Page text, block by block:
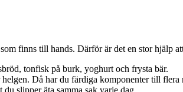
finns till hands. Därför är det en stor hjälp
tonfisk på burk, yoghurt och frysta bär.
Då har du färdiga komponenter till flera
slipper äta samma sak varje dag.